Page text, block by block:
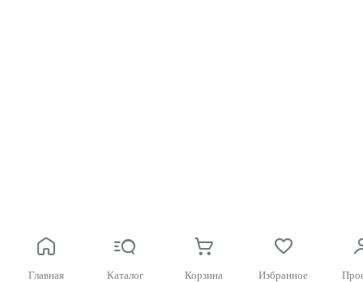
Главная Каталог Корзина Избранное